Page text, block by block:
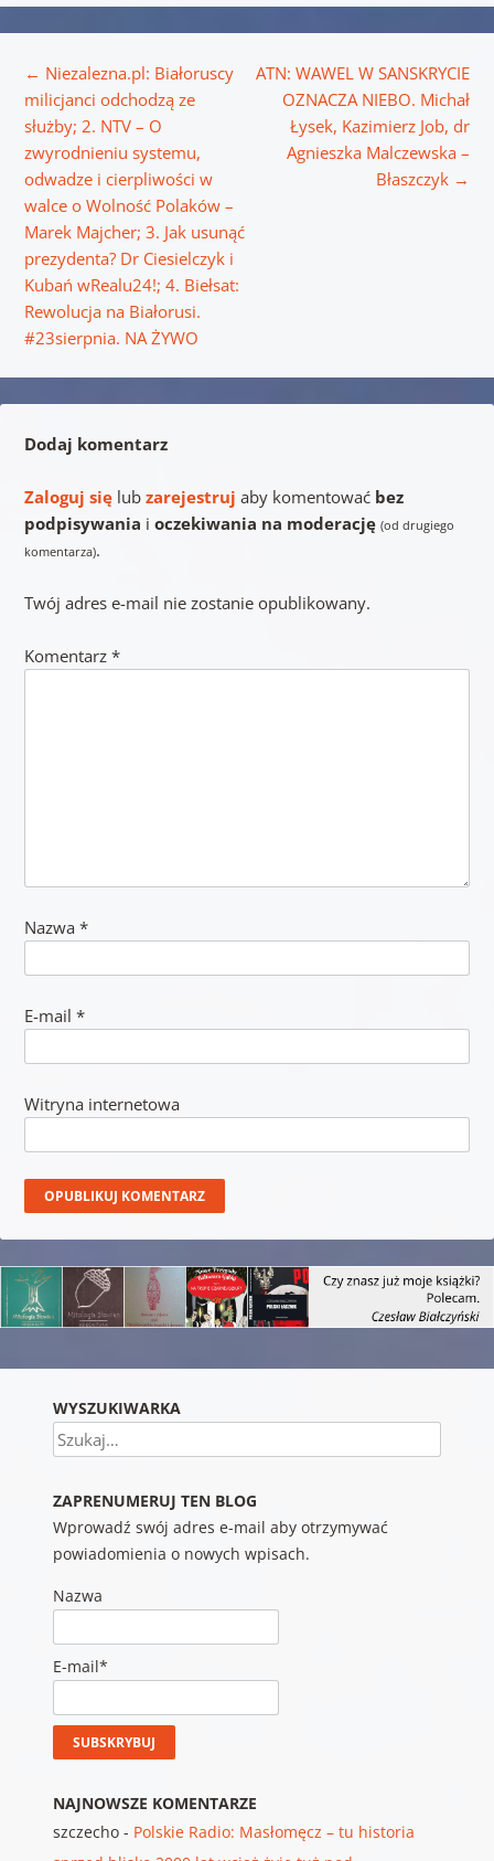
← Niezalezna.pl: Białoruscy
milicjanci odchodzą ze
służby; 2. NTV – O
zwyrodnieniu systemu,
odwadze i cierpliwości w
walce o Wolność Polaków –
Marek Majcher; 3. Jak usunąć
prezydenta? Dr Ciesielczyk i
Kubań wRealu24!; 4. Biełsat:
Rewolucja na Białorusi.
#23sierpnia. NA ŻYWO
ATN: WAWEL W SANSKRYCIE
OZNACZA NIEBO. Michał
Łysek, Kazimierz Job, dr
Agnieszka Malczewska –
Błaszczyk →
Dodaj komentarz
Zaloguj sięlub zarejestruj aby komentować bez
podpisywania i oczekiwania na moderację (od drugiego
komentarza).
Twój adres e-mail nie zostanie opublikowany.
Komentarz *
Nazwa *
E-mail *
Witryna internetowa
WYSZUKIWARKA
Szukaj
ZAPRENUMERUJ TEN BLOG
Wprowadź swój adres e-mail aby otrzymywać
powiadomienia o nowych wpisach.
Nazwa
E-mail*
NAJNOWSZE KOMENTARZE
szczecho- Polskie Radio: Masłomęcz – tu historia